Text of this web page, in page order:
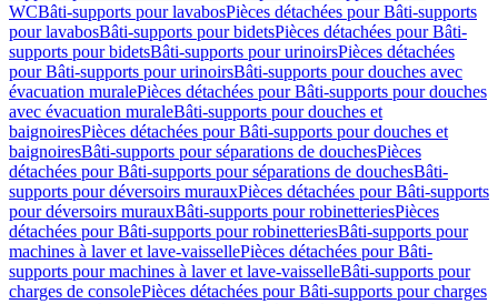
WCBâti-supports pour lavabosPièces détachées pour Bâti-supports
pour lavabosBâti-supports pour bidetsPièces détachées pour Bâti-
supports pour bidetsBâti-supports pour urinoirsPièces détachées
pour Bâti-supports pour urinoirsBâti-supports pour douches avec
évacuation muralePièces détachées pour Bâti-supports pour douches
avec évacuation muraleBâti-supports pour douches et
baignoiresPièces détachées pour Bâti-supports pour douches et
baignoiresBâti-supports pour séparations de douchesPièces
détachées pour Bâti-supports pour séparations de douchesBâti-
supports pour déversoirs murauxPièces détachées pour Bâti-supports
pour déversoirs murauxBâti-supports pour robinetteriesPièces
détachées pour Bâti-supports pour robinetteriesBâti-supports pour
machines à laver et lave-vaissellePièces détachées pour Bâti-
supports pour machines à laver et lave-vaisselleBâti-supports pour
charges de consolePièces détachées pour Bâti-supports pour charges